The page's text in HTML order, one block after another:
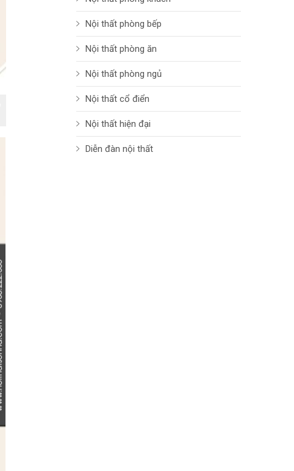
Nội thất phòng bếp
Nội thất phòng ăn
Nội thất phòng ngủ
Nội thất cổ điển
Nội thất hiện đại
Diễn đàn nội thất